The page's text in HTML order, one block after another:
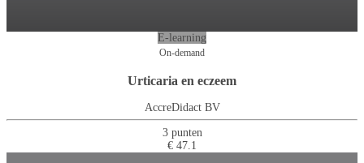
E-learning
On-demand
Urticaria en eczeem
AccreDidact BV
3 punten
€ 47.1